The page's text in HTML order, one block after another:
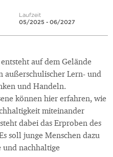
Laufzeit
05/2025 - 06/2027
auf dem Gelände
außerschulischer Lern- und
und Handeln.
können hier erfahren, wie
miteinander
dabei das Erproben des
soll junge Menschen dazu
und nachhaltige